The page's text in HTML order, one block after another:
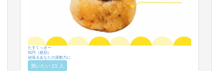
たすくっきー
91円（税別）
頑張るあなたの原動力に
買いたい 21 人